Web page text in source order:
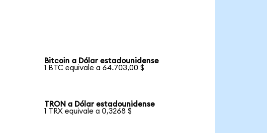
Bitcoin a Dólar estadounidense
1 BTC equivale a 64.703,00 $
TRON a Dólar estadounidense
1 TRX equivale a 0,3268 $